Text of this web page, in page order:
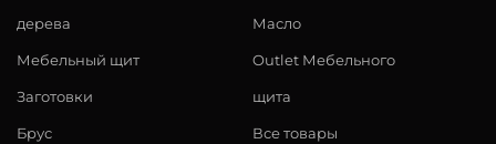
дерева
Мебельный щит
Заготовки
Брус
Масло
Outlet Мебельного
щита
Все товары